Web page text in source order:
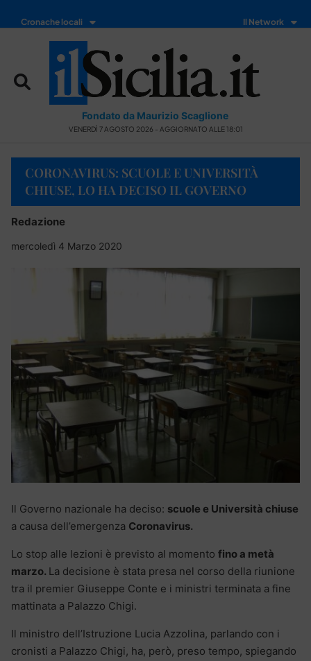
Cronache locali Il Network
Fondato da Maurizio Scaglione
VENERDÌ 7 AGOSTO 2026 - AGGIORNATO ALLE 18:01
CORONAVIRUS: SCUOLE E UNIVERSITÀ
CHIUSE, LO HA DECISO IL GOVERNO
Redazione
mercoledì 4 Marzo 2020
Il Governo nazionale ha deciso: scuole e Università chiuse
a causa dell’emergenza Coronavirus.
Lo stop alle lezioni è previsto al momento fino a metà
marzo. La decisione è stata presa nel corso della riunione
tra il premier Giuseppe Conte e i ministri terminata a fine
mattinata a Palazzo Chigi.
Il ministro dell’Istruzione Lucia Azzolina, parlando con i
cronisti a Palazzo Chigi, ha, però, preso tempo, spiegando